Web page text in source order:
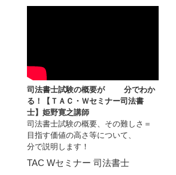
司法書士試験の概要が10分でわか
る！【ＴＡＣ・Ｗセミナー司法書
士】姫野寛之講師
司法書士試験の概要、その難しさ＝
目指す価値の高さ等について、10
分で説明します！
TAC Wセミナー 司法書士